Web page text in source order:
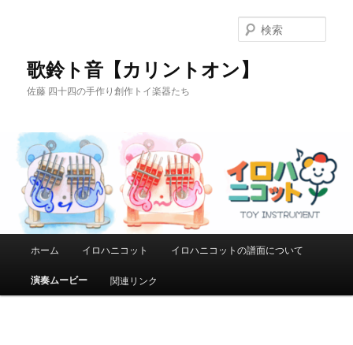
歌鈴ト音【カリントオン】
佐藤 四十四の手作り創作トイ楽器たち
索
メ
ホーム イロハニコット イロハニコットの譜面について
演奏ムービー 関連リンク